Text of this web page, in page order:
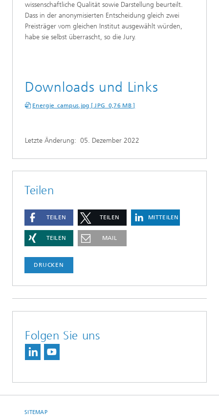
wissenschaftliche Qualität sowie Darstellung beurteilt.
Dass in der anonymisierten Entscheidung gleich zwei
Preisträger vom gleichen Institut ausgewählt würden,
habe sie selbst überrascht, so die Jury.
Downloads und Links
Energie_campus.jpg [ JPG 0,76 MB ]
Letzte Änderung: 05. Dezember 2022
Teilen
TEILEN TEILEN MITTEILEN
TEILEN MAIL
DRUCKEN
Folgen Sie uns
SITEMAP